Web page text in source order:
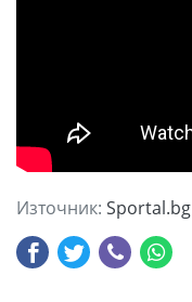
Източник: Sportal.bg